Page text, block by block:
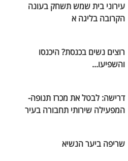
עירוני בית שמש תשחק בעונה
הקרובה בליגה א
רוצים נשים בכנסת? היכנסו
והשפיעו...
דרישה: לבטל את מכרז תנופה-
המפעילה שירותי תחבורה בעיר
שריפה ביער הנשיא